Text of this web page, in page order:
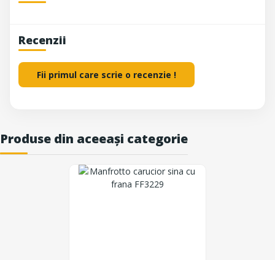
Recenzii
Fii primul care scrie o recenzie !
Produse din aceeași categorie